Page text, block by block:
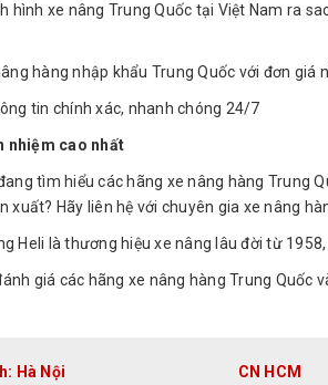
hình xe nâng Trung Quốc tại Việt Nam ra
hàng nhập khẩu Trung Quốc với đơn giá
tin chính xác, nhanh chóng 24/7
nhiệm cao nhất
tìm hiểu các hãng xe nâng hàng Trung
xuất? Hãy liên hệ với chuyên gia xe nâng
Heli là thương hiệu xe nâng lâu đời từ
giá các hãng xe nâng hàng Trung Quốc
Hà Nội CN HCM